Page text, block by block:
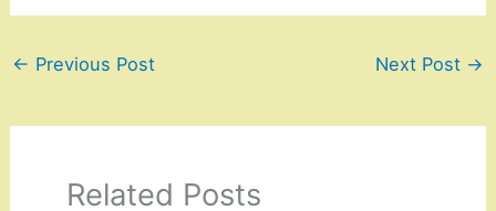
← Previous Post Next Post →
Related Posts